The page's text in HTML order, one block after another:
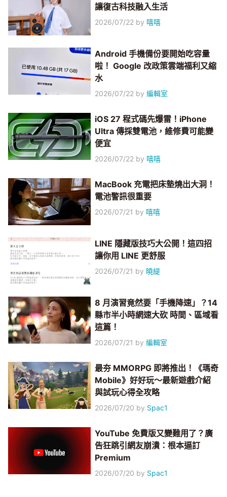
讓復古科技融入生活
2026/07/22 by 嘻嘻
Android 手機備份要開始吃容量
啦！ Google 改政策雲端福利又縮
水
2026/07/22 by編輯室
iOS 27 程式碼先爆雷！iPhone
Ultra 傳採雙電池，維修費可能變
便宜
2026/07/22 by 嘻嘻
MacBook 充電把床墊燒出大洞！
電池警訊很重要
2026/07/21 by 嘻嘻
LINE 隱藏版技巧大公開！這四招
讓你用 LINE 更舒服
2026/07/21 by 曉緹
8 月演習竟然要「手機降速」？14
縣市半小時網速大砍 時間、區域看
這篇！
2026/07/21 by編輯室
最夯 MMORPG 即將推出！《瑪奇
Mobile》好好玩～最新遊戲介紹
與試玩心得全攻略
2026/07/20 by Spac1
YouTube 免費版又變難用了？廣
告狂跳引網友崩潰：根本逼訂
Premium
2026/07/20 by Spac1